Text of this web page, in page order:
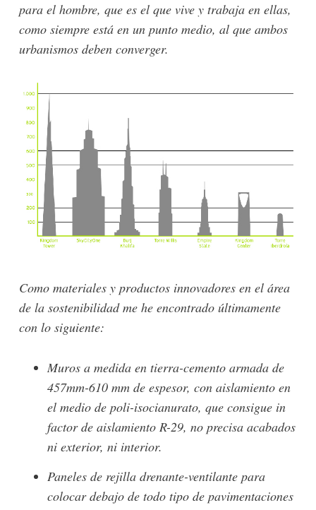
para el hombre, que es el que vive y trabaja en ellas,
como siempre está en un punto medio, al que ambos
urbanismos deben converger.
Como materiales y productos innovadores en el área
de la sostenibilidad me he encontrado últimamente
con lo siguiente:
Muros a medida en tierra-cemento armada de
457mm-610 mm de espesor, con aislamiento en
el medio de poli-isocianurato, que consigue in
factor de aislamiento R-29, no precisa acabados
ni exterior, ni interior.
Paneles de rejilla drenante-ventilante para
colocar debajo de todo tipo de pavimentaciones